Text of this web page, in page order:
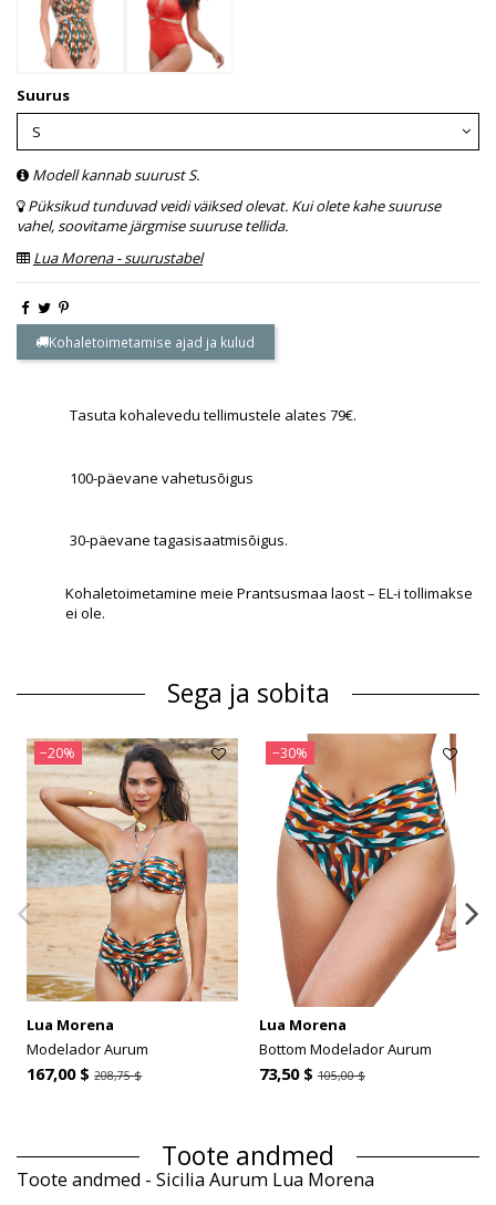
Suurus
Modell kannab suurust S.
Püksikud tunduvad veidi väiksed olevat. Kui olete kahe suuruse
vahel, soovitame järgmise suuruse tellida.
Lua Morena - suurustabel
Kohaletoimetamise ajad ja kulud
Tasuta kohalevedu tellimustele alates 79€.
100-päevane vahetusõigus
30-päevane tagasisaatmisõigus.
Kohaletoimetamine meie Prantsusmaa laost – EL-i tollimakse
ei ole.
Sega ja sobita
−20%
Lua Morena
Modelador Aurum
167,00 $208,75 $
−30%
Lua Morena
Bottom Modelador Aurum
73,50 $ 105,00 $
Toote andmed
Toote andmed - Sicilia Aurum Lua Morena